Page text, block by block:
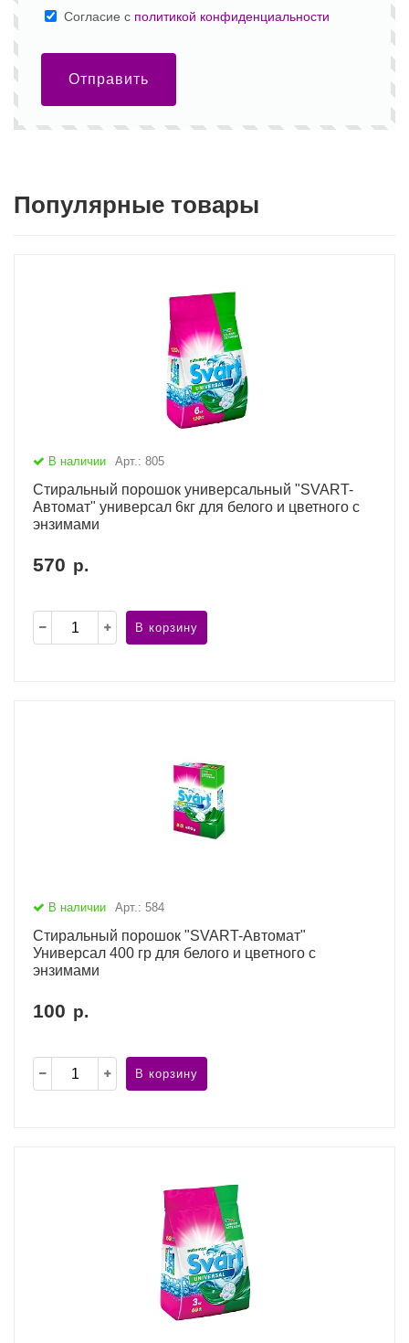
Cогласие с политикой конфиденциальности
Отправить
Популярные товары
В наличии Арт.: 805
Стиральный порошок универсальный "SVART-
Автомат" универсал 6кг для белого и цветного с
энзимами
570 р.
В корзину
В наличии Арт.: 584
Стиральный порошок "SVART-Автомат"
Универсал 400 гр для белого и цветного с
энзимами
100 р.
В корзину